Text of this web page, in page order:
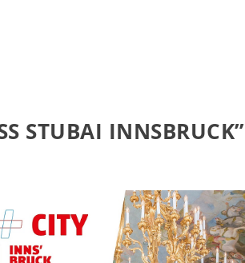
STUBAI INNSBRUCK”